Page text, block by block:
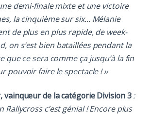
demi-finale mixte et une victoire
la cinquième sur six… Mélanie
de plus en plus rapide, de week-
on s’est bien bataillées pendant la
que ce sera comme ça jusqu’à la fin
pouvoir faire le spectacle ! »
vainqueur de la catégorie Division 3:
Rallycross c’est génial ! Encore plus